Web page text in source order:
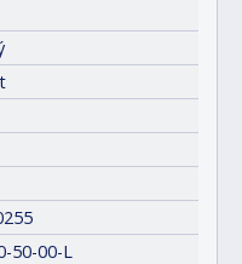
50-00-L